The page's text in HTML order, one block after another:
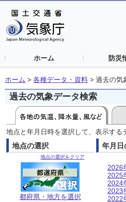
ホーム 防災
ホーム > 各種データ・資料 > 過去の気
過去の気象データ検索
地点と年月日時を選択して、表示す
地点の選択
地点の選択をクリア
都府県・地方を選択
年月日
2026
2025
2024
2023
2022